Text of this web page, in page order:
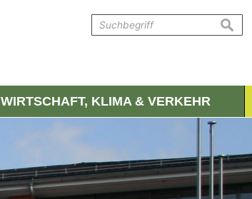
suchen
WIRTSCHAFT, KLIMA & VERKEHR